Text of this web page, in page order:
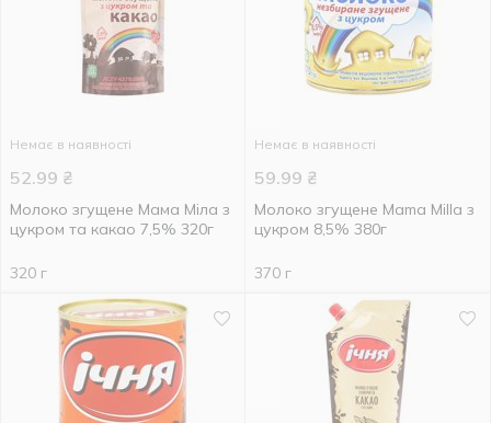
Немає в наявності
52.99 ₴
Молоко згущене Мама Міла з
цукром та какао 7,5% 320г
320 г
Немає в наявності
59.99 ₴
Молоко згущене Mama Milla з
цукром 8,5% 380г
370 г